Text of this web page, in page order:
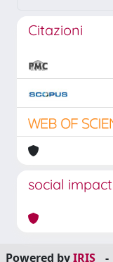
Citazioni
social impact
Powered byIRIS -